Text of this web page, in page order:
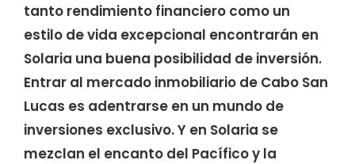
tanto rendimiento financiero como un
estilo de vida excepcional encontrarán en
Solaria una buena posibilidad de inversión.
Entrar al mercado inmobiliario de Cabo San
Lucas es adentrarse en un mundo de
inversiones exclusivo. Y en Solaria se
mezclan el encanto del Pacífico y la